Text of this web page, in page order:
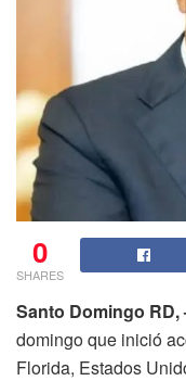
0
SHARES
Santo Domingo RD,
domingo que inició
Florida, Estados